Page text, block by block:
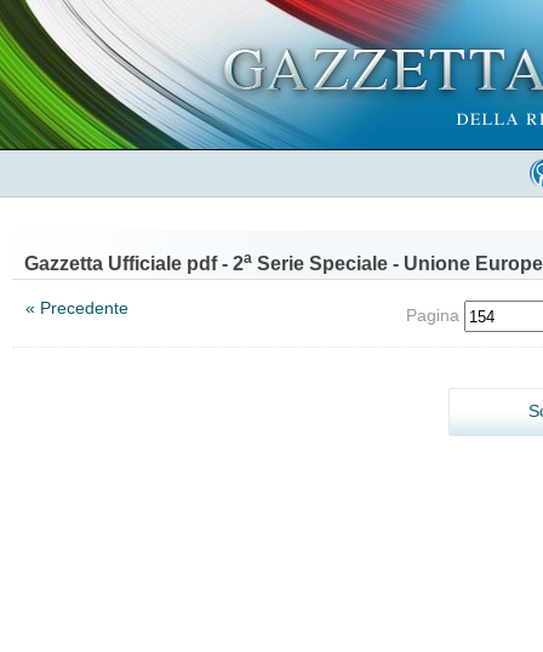
Gazzetta Ufficiale pdf - 2a Serie Speciale - Unione
« Precedente Pagina